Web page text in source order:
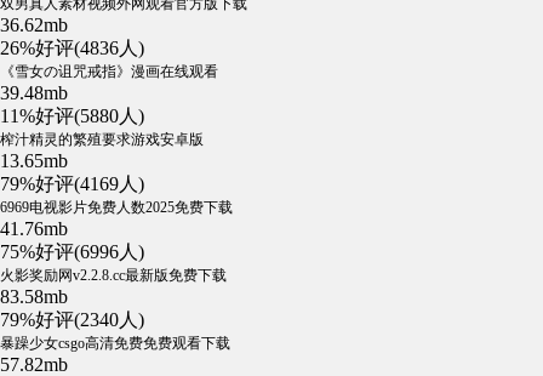
双男真人素材视频外网观看官方版下载
36.62mb
26%好评(4836人)
《雪女の诅咒戒指》漫画在线观看
39.48mb
11%好评(5880人)
榨汁精灵的繁殖要求游戏安卓版
13.65mb
79%好评(4169人)
6969电视影片免费人数2025免费下载
41.76mb
75%好评(6996人)
火影奖励网v2.2.8.cc最新版免费下载
83.58mb
79%好评(2340人)
暴躁少女csgo高清免费免费观看下载
57.82mb